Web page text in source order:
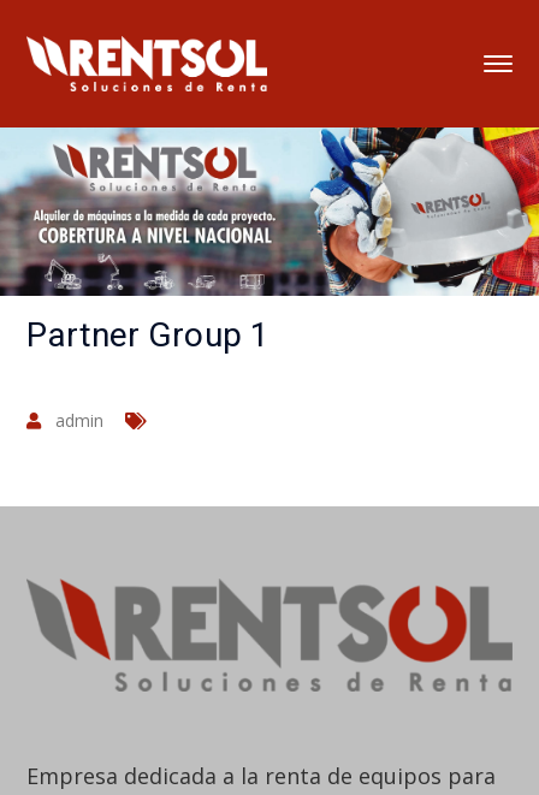
Partner Group 1
admin
Empresa dedicada a la renta de equipos para